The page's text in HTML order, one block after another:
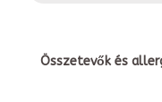
Összetevők és